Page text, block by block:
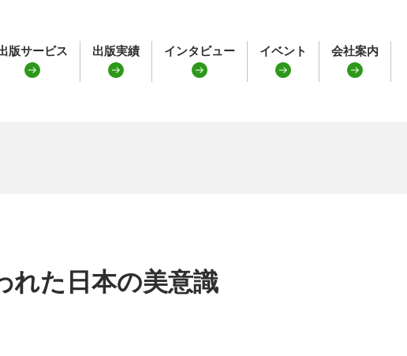
版サービス 出版実績 インタビュー イベント 会社案内
れた日本の美意識